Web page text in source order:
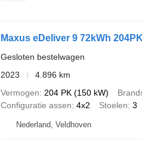
Maxus eDeliver 9 72kWh 204PK
Gesloten bestelwagen
2023
4.896 km
Vermogen
204 PK (150 kW)
Configuratie assen 4x2 Stoelen 3
Nederland, Veldhoven